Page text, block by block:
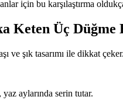
için bu karşılaştırma
Keten Üç Düğme
şık tasarımı ile dikkat
aylarında serin tutar.